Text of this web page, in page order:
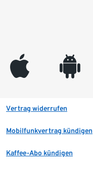
appleinc android
Vertrag widerrufen
Mobilfunkvertrag kündigen
Kaffee-Abo kündigen